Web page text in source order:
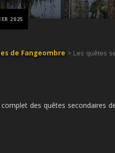
de Fangeombre > Les quêtes
des quêtes secondaires
2025